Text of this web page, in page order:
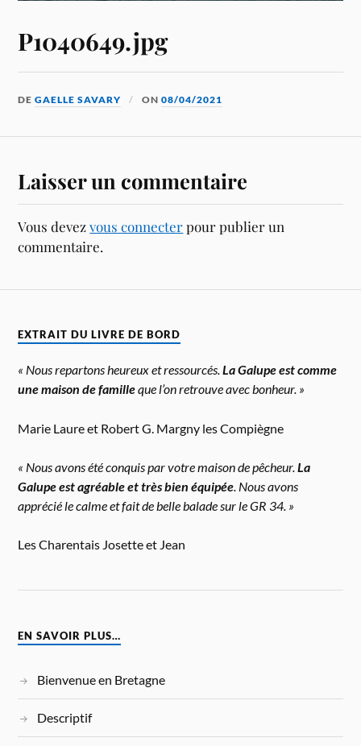
P1040649.jpg
DEGAELLE SAVARY ON08/04/2021
Laisser un commentaire
Vous devezvous connecterpour publier un
commentaire.
EXTRAIT DU LIVRE DE BORD
« Nous repartons heureux et ressourcés.La Galupe est comme
une maison de familleque l’on retrouve avec bonheur. »
Marie Laure et Robert G. Margny les Compiègne
« Nous avons été conquis par votre maison de pêcheur.La
Galupe est agréable et très bien équipée . Nous avons
apprécié le calme et fait de belle balade sur le GR 34. »
Les Charentais Josette et Jean
EN SAVOIR PLUS…
Bienvenue en Bretagne
Descriptif